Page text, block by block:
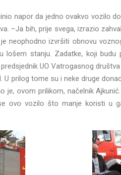
napor da jedno ovakvo vozilo
–Ja bih, prije svega, izrazio
neophodno izvršiti obnovu
stanju. Zadatke, koji budu
UO Vatrogasnog
prilog tome su i neke druge
je, ovom prilikom, načelnik
ovo vozilo što manje koristi u